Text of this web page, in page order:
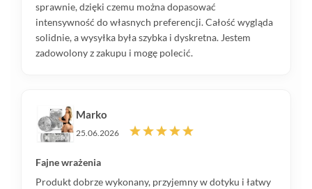
sprawnie, dzięki czemu można dopasować
intensywność do własnych preferencji. Całość wygląda
solidnie, a wysyłka była szybka i dyskretna. Jestem
zadowolony z zakupu i mogę polecić.
Marko
25.06.2026
Fajne wrażenia
Produkt dobrze wykonany, przyjemny w dotyku i łatwy